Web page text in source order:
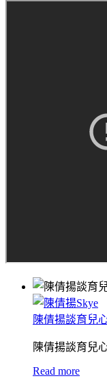
陳倩揚談育兒
陳倩揚談育兒
Read more